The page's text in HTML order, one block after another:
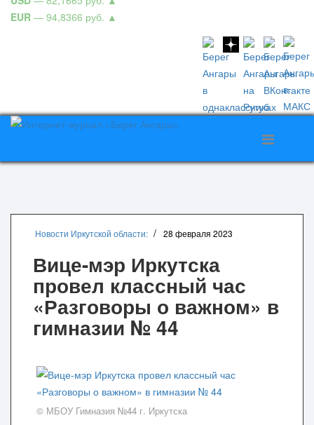
EUR — 94,8366 руб. ▲
Новости Иркутской области: 28 февраля 2023
Вице-мэр Иркутска
провел классный час
«Разговоры о важном» в
гимназии № 44
© МБОУ Гимназия №44 г. Иркутска